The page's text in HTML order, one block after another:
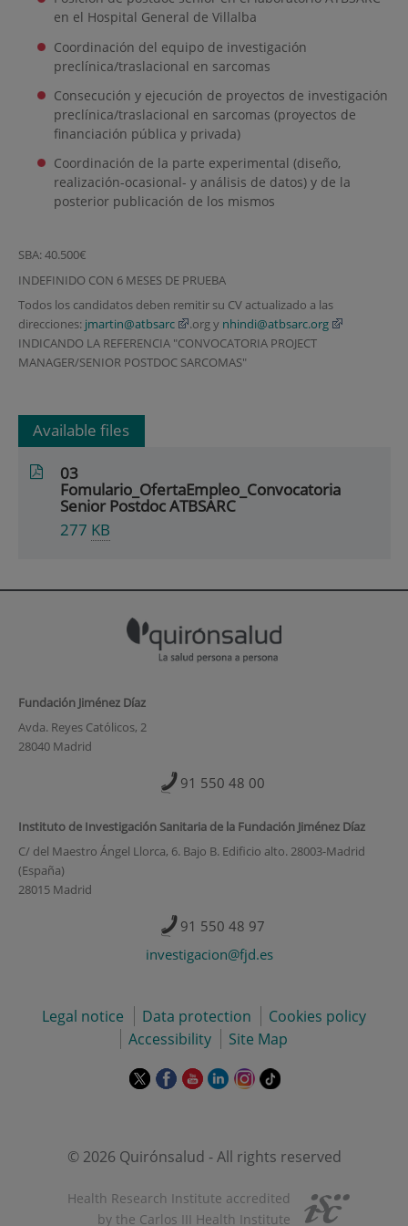
en el Hospital General de Villalba
Coordinación del equipo de investigación
preclínica/traslacional en sarcomas
Consecución y ejecución de proyectos de investigación
preclínica/traslacional en sarcomas (proyectos de
financiación pública y privada)
Coordinación de la parte experimental (diseño,
realización-ocasional- y análisis de datos) y de la
posterior publicación de los mismos
SBA: 40.500€
INDEFINIDO CON 6 MESES DE PRUEBA
Todos los candidatos deben remitir su CV actualizado a las
direcciones: jmartin@atbsarc .org y nhindi@atbsarc.org
INDICANDO LA REFERENCIA "CONVOCATORIA PROJECT
MANAGER/SENIOR POSTDOC SARCOMAS"
Available files
03
Fomulario_OfertaEmpleo_Convocatoria
Senior Postdoc ATBSARC
277 KB
Fundación Jiménez Díaz
Avda. Reyes Católicos, 2
28040 Madrid
91 550 48 00
Instituto de Investigación Sanitaria de la Fundación Jiménez Díaz
C/ del Maestro Ángel Llorca, 6. Bajo B. Edificio alto. 28003-Madrid
(España)
28015 Madrid
91 550 48 97
investigacion@fjd.es
Legal notice Data protection
Cookies policy
Accessibility
Site Map
This
in
pop-
up
This
in
pop-
This
in
pop-
This
in
up
This
in
pop-
Link
© 2026 Quirónsalud - All rights reserved
Health Research Institute accredited
by the Carlos III Health Institute